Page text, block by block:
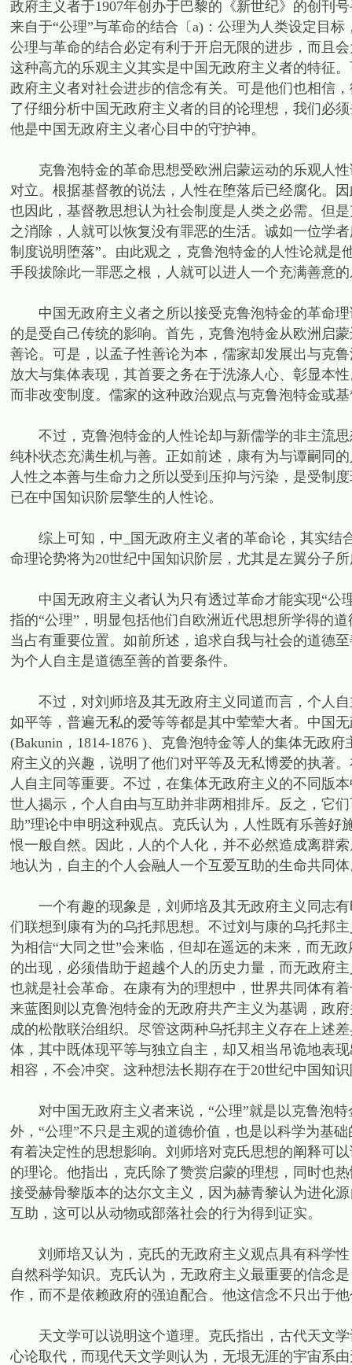
政府主义者于1907年创办于巴黎的《新世纪》的创刊
来自于“公理”与革命的结合〔a)：公理为人类设定目
公理与革命的结合必定有利于开启无限的进步，而且
这种高亢的乐观主义其实是中国无政府主义者的特征
政府主义者对社会进步的信念有关。可是他们也相信
了仔细分析中国无政府主义者的目的论理想，我们必
他是中国无政府主义者心目中的守护神。
克鲁泡特金的革命思想受欧洲启蒙运动的乐观人性
对立。根据基督教的说法，人性在堕落后已经腐化。
也因此，基督教思想认为社会制度是人类之必需。但
之消除，人就可以恢复没有罪恶的生活。诚如一位学
制度说明堕落”。由此观之，克鲁泡特金的人性论就
手段拔除此一罪恶之根，人就可以进人一个充满善意
中国无政府主义者之所以接受克鲁泡特金的革命理
的是受自己传统的影响。首先，克鲁泡特金从欧洲启
善论。可是，以孟子性善论为本，儒家却发展出与克
放大与集体表现，其首要之务在于洗涤人心、彰显本
而非改变制度。儒家的这种政治观点与克鲁泡特金或
不过，克鲁泡特金的人性论却与新儒学的非主流思
纯朴状态充满生机与善。正如前述，康有为与谭嗣同
人性之本善与生命力之所以受到压抑与污染，是受制
已在中国知识阶层擎生的人性论。
综上可知，中_国无政府主义者的革命论，其实结
命理论势将为20世纪中国知识阶层，尤其是左翼分子
中国无政府主义者认为只有透过革命才能实现“公
指的“公理”，明显包括他们自欧洲近代思想所学得的
当占有重要位置。如前所述，追求自我与社会的道德
为个人自主是道德至善的首要条件。
不过，对刘师培及其无政府主义同道而言，个人自
如平等，普遍无私的爱等等都是其中荤荤大者。中国
(Bakunin，1814-1876 )、克鲁泡特金等人的集体无政
府主义的兴趣，说明了他们对平等及无私博爱的执著
人自主同等重要。不过，在集体无政府主义的不同版
世人揭示，个人自由与互助并非两相排斥。反之，它
助”理论中申明这种观点。克氏认为，人性既有乐善
恨一般自然。因此，人的个人化，并不必然造成离群
地认为，自主的个人会融人一个互爱互助的生命共同
一个有趣的现象是，刘师培及其无政府主义同志有
们联想到康有为的乌托邦思想。不过刘与康的乌托邦
为相信“大同之世”会来临，但却在遥远的未来，而无
的出现，必须借助于超越个人的历史力量，而无政府
也就是社会革命。在康有为的理想中，世界共同体有
来蓝图则以克鲁泡特金的无政府共产主义为基调，政
成的松散联治组织。尽管这两种乌托邦主义存在上述
体，其中既体现平等与独立自主，却又相当吊诡地表
相容，不会冲突。这种想法长期存在于20世纪中国知
对中国无政府主义者来说，“公理”就是以克鲁泡特
外，“公理”不只是主观的道德价值，也是以科学为基
有着决定性的思想影响。刘师培对克氏思想的阐释可
的理论。他指出，克氏除了赞赏启蒙的理想，同时也
接受赫骨黎版本的达尔文主义，因为赫青黎认为进化
互助，这可以从动物或部落社会的行为得到证实。
刘师培又认为，克氏的无政府主义观点具有科学性
自然科学知识。克氏认为，无政府主义最重要的信念
作，而不是依赖政府的强迫配合。他这信念不只出于
天文学可以说明这个道理。克氏指出，古代天文学
心论取代，而现代天文学则认为，无垠无涯的宇宙系